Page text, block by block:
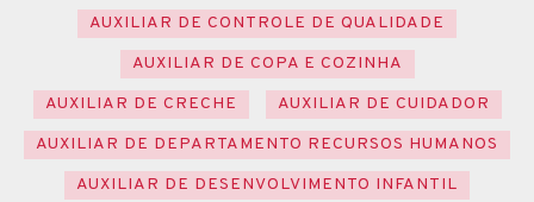
AUXILIAR DE CONTROLE DE QUALIDADE
AUXILIAR DE COPA E COZINHA
AUXILIAR DE CRECHE
AUXILIAR DE CUIDADOR
AUXILIAR DE DEPARTAMENTO RECURSOS HUMANOS
AUXILIAR DE DESENVOLVIMENTO INFANTIL